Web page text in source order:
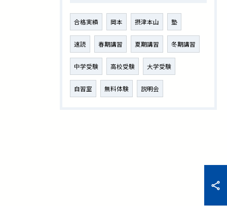
合格実績 岡本 摂津本山 塾
速読 春期講習 夏期講習 冬期講習
中学受験 高校受験 大学受験
自習室 無料体験 説明会